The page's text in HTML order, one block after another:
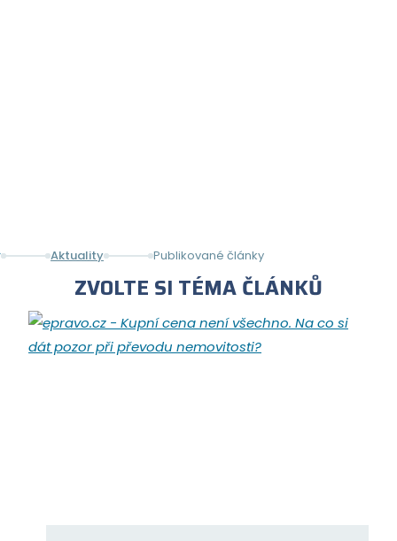
Aktuality Publikované články
ZVOLTE SI TÉMA ČLÁNKŮ